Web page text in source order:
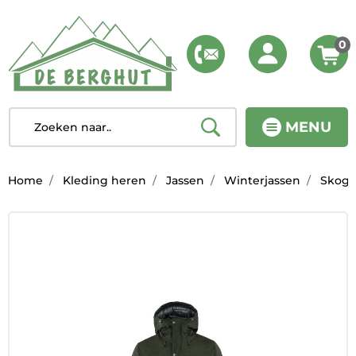
MENU
0
Home Kleding heren Jassen Winterjassen